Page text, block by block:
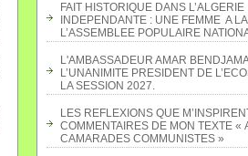
FAIT HISTORIQUE DANS L’ALGERIE
INDEPENDANTE : UNE FEMME A
L’ASSEMBLEE POPULAIRE
L'AMBASSADEUR AMAR
L’UNANIMITE PRESIDENT DE
LA SESSION 2027.
LES REFLEXIONS QUE
COMMENTAIRES DE MON TEXTE «
CAMARADES COMMUNISTES »